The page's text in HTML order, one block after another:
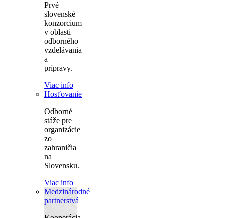
Prvé
slovenské
konzorcium
v oblasti
odborného
vzdelávania
a
prípravy.
Viac info
Hosťovanie
Odborné
stáže pre
organizácie
zo
zahraničia
na
Slovensku.
Viac info
Medzinárodné
partnerstvá